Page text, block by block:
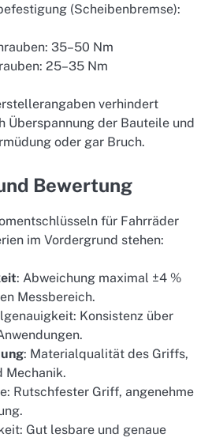
(Scheibenbremse):
35–50 Nm
25–35 Nm
verhindert
Überspannung der Bauteile und
oder gar Bruch.
Bewertung
für Fahrräder
im Vordergrund stehen:
: Abweichung maximal ±4 %
Messbereich.
Konsistenz über
: Materialqualität des Griffs,
Mechanik.
Rutschfester Griff, angenehme
Gut lesbare und genaue